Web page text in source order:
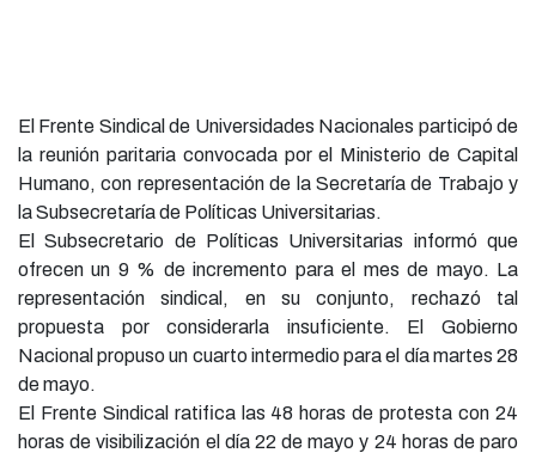
El Frente Sindical de Universidades Nacionales participó de
la reunión paritaria convocada por el Ministerio de Capital
Humano, con representación de la Secretaría de Trabajo y
la Subsecretaría de Políticas Universitarias.
El Subsecretario de Políticas Universitarias informó que
ofrecen un 9 % de incremento para el mes de mayo. La
representación sindical, en su conjunto, rechazó tal
propuesta por considerarla insuficiente. El Gobierno
Nacional propuso un cuarto intermedio para el día martes 28
de mayo.
El Frente Sindical ratifica las 48 horas de protesta con 24
horas de visibilización el día 22 de mayo y 24 horas de paro